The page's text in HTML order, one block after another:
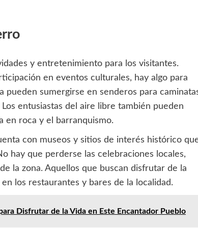
y entretenimiento para los visitantes.
en eventos culturales, hay algo para
pueden sumergirse en senderos para
entusiastas del aire libre también pueden
en roca y el barranquismo.
con museos y sitios de interés histórico
hay que perderse las celebraciones locales,
la zona. Aquellos que buscan disfrutar de la
los restaurantes y bares de la localidad.
Disfrutar de la Vida en Este Encantador Pueblo